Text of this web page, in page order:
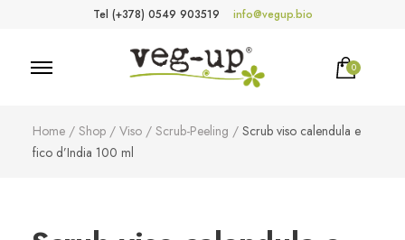
Tel (+378) 0549 903519 info@vegup.bio
0
Home / Shop / Viso / Scrub-Peeling / Scrub viso calendula e
fico d’India 100 ml